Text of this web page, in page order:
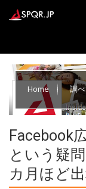
Home 調
Facebook
という疑
カ月ほど